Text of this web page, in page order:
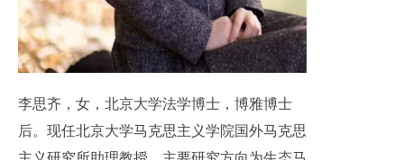
李思齐，女，北京大学法学博士，博雅博士
后。现任北京大学马克思主义学院国外马克思